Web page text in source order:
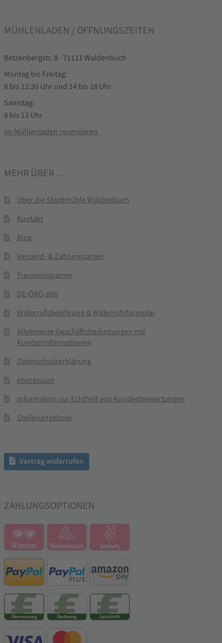
MÜHLENLADEN / ÖFFNUNGSZEITEN
Betzenbergstr. 8 · 71111 Waldenbuch
Montag bis Freitag:
8 bis 12:30 Uhr und 14 bis 18 Uhr
Samstag:
8 bis 13 Uhr
Im Mühlenladen reservieren
MEHR ÜBER …
Über die Stadtmühle Waldenbuch
Kontakt
Blog
Versand- & Zahlungsarten
Treueprogramm
DE-ÖKO-006
Widerrufsbelehrung & Widerrufsformular
Allgemeine Geschäftsbedingungen mit
Kundeninformationen
Datenschutzerklärung
Impressum
Information zur Echtheit von Kundenbewertungen
Stellenangebote
Vertrag widerrufen
ZAHLUNGSOPTIONEN